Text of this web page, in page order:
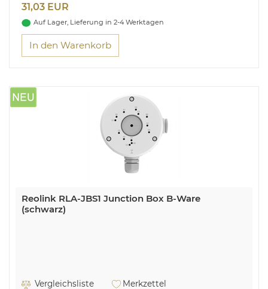
31,03 EUR
Auf Lager, Lieferung in 2-4 Werktagen
In den Warenkorb
Reolink RLA-JBS1 Junction Box B-Ware
(schwarz)
Vergleichsliste Merkzettel